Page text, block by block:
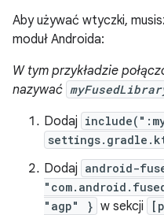
Aby używać wtyczki,
moduł Androida:
W tym przykładzie
nazywać
Dodaj
Dodaj android-
"agp" } w sekcji